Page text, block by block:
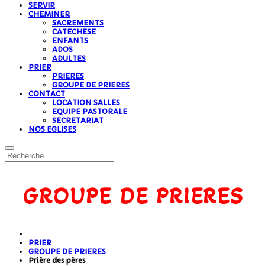
SERVIR
CHEMINER
SACREMENTS
CATECHESE
ENFANTS
ADOS
ADULTES
PRIER
PRIERES
GROUPE DE PRIERES
CONTACT
LOCATION SALLES
EQUIPE PASTORALE
SECRETARIAT
NOS EGLISES
GROUPE DE PRIERES
PRIER
GROUPE DE PRIERES
Prière des pères